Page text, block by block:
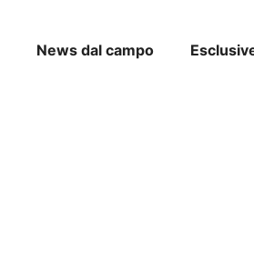
News dal campo